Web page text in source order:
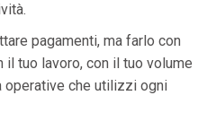
pagamenti, ma farlo con
tuo lavoro, con il tuo volume
operative che utilizzi ogni